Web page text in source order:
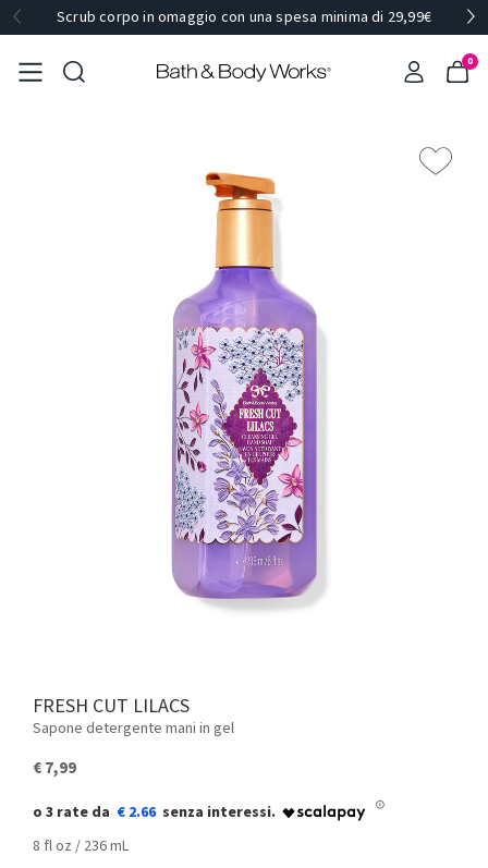
Scrub corpo in omaggio con una spesa minima di 29,99€
0
FRESH CUT LILACS
Sapone detergente mani in gel
€ 7,99
€ 2.66
8 fl oz / 236 mL